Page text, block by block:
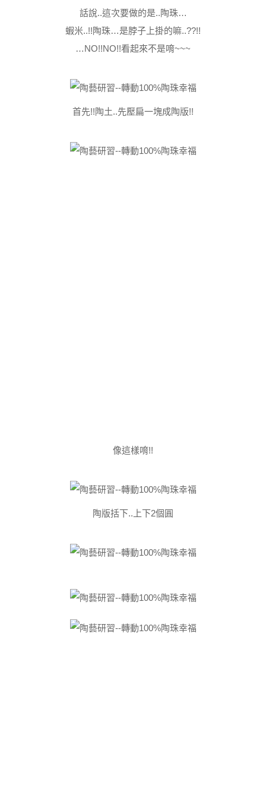
話說..這次要做的是..陶珠…
蝦米..!!陶珠…是脖子上掛的嘛..??!!
…NO!!NO!!看起來不是唷~~~
首先!!陶土..先壓扁一塊成陶版!!
像這樣唷!!
陶版括下..上下2個圓